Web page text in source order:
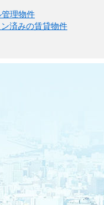
理物件
済みの賃貸物件